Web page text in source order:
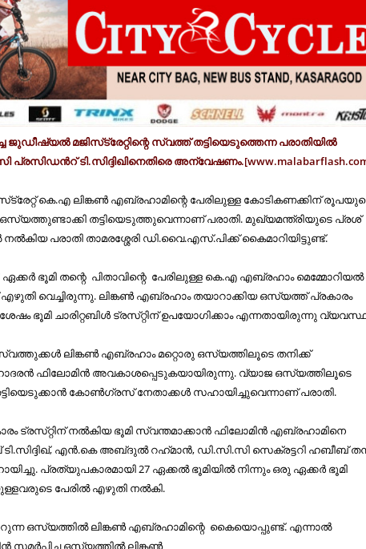
ജുഡീഷ്യൽ മജിസ്​ട്രേറ്റി​​ന്റെ സ്വത്ത്​ തട്ടിയെടുത്തെന്ന പരാതിയിൽ
പ്രസിഡൻറ്​ ടി.സിദ്ദിഖിനെതിരെ
കെ.എ ലിങ്കൺ എബ്രഹാമി​​ന്റെ പേരിലുള്ള കോടികണക്കിന്​
തട്ടിയെടുത്തുവെന്നാണ്​ പരാതി. മുഖ്യമന്ത്രിയുടെ പ്രശ്​
പരാതി താമരശ്ശേരി ഡി.വൈ.എസ്​.പിക്ക്​ കൈമാറിയിട്ടുണ്ട്​.
ഭൂമി ത​​ന്റെ പിതാവി​​ന്റെ പേരിലുള്ള കെ.എ എബ്രഹാം മെമ്മോറിയൽ
എഴുതി വെച്ചിരുന്നു. ലിങ്കൺ എബ്രഹാം തയാറാക്കിയ ഒസ്യത്ത്​ പ്രകാരം
ഭൂമി ചാരിറ്റബിൾ ട്രസ്​റ്റിന്​ ഉപയോഗിക്കാം എന്നതായിരുന്നു
ലിങ്കൺ എബ്രഹാം മറ്റൊരു ഒസ്യത്തിലൂടെ തനിക്ക്​
ഫിലോമിൻ അവകാശപ്പെടുകയായിരുന്നു. വ്യാജ ഒസ്യത്തിലൂടെ
കോൺഗ്രസ്​ നേതാക്കൾ സഹായിച്ചുവെന്നാണ്​ പരാതി.
ട്രസ്​റ്റിന്​ നൽകിയ ഭൂമി സ്വന്തമാക്കാൻ ഫിലോമി​ൻ എബ്രഹാമിനെ
എൻ.കെ അബ്​ദുൽ റഹ്​മാൻ, ഡി.സി.സി സെക്രട്ടറി ഹബീബ്​
പ്രത്യുപകാരമായി 27 ഏക്കൽ ഭൂമിയിൽ നിന്നും ഒരു ഏക്കർ ഭൂമി
പേരിൽ എഴുതി നൽകി.
ഒസ്യത്തിൽ ലിങ്കൺ എബ്രഹാമി​​ന്റെ കൈയൊപ്പുണ്ട്​. എന്നാൽ
സമർപ്പിച്ച ഒസ്യത്തിൽ ലിങ്കൺ